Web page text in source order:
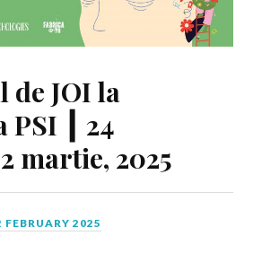
JOI la
PSI ┃ 24
martie, 2025
FEBRUARY 2025